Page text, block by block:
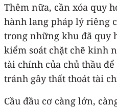
Thêm nữa, cần xóa quy
hành lang pháp lý riêng
trong những khu đã quy
kiểm soát chặt chẽ kinh
tài chính của chủ thầu
tránh gây thất thoát tài
Cầu đầu cơ càng lớn,